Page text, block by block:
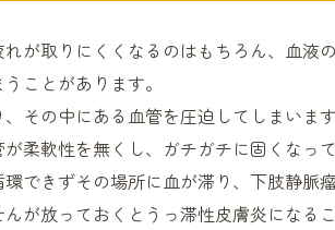
が取りにくくなるのはもちろん、血液
ことがあります。
その中にある血管を圧迫してしまいま
柔軟性を無くし、ガチガチに固くなって
できずその場所に血が滞り、下肢静脈
が放っておくとうっ滞性皮膚炎になる